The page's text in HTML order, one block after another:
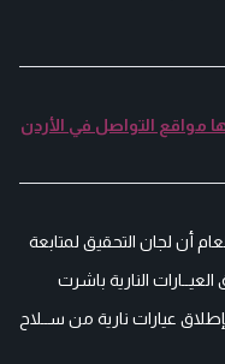
مواقع التواصل في الأردن
أن لجان التحقيق لمتابعة
النارية باشرت
عيارات نارية من ســلاح